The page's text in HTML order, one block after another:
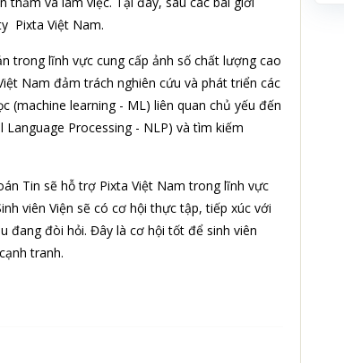
Pixta Việt Nam.
trong lĩnh vực cung cấp ảnh số chất lượng cao
Nam đảm trách nghiên cứu và phát triển các
(machine learning - ML) liên quan chủ yếu đến
Processing - NLP) và tìm kiếm
Tin sẽ hỗ trợ Pixta Việt Nam trong lĩnh vực
viên Viện sẽ có cơ hội thực tập, tiếp xúc với
đang đòi hỏi. Đây là cơ hội tốt để sinh viên
tranh.